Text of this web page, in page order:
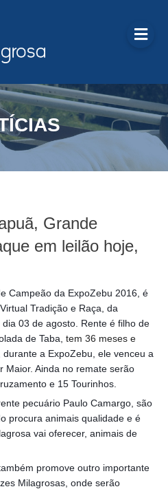
Grande
em leilão hoje,
Campeão da ExpoZebu 2016, é
Tradição e Raça, da
03 de agosto. Rente é filho de
de Taba, tem 36 meses e
durante a ExpoZebu, ele venceu a
Maior. Ainda no remate serão
e 15 Tourinhos.
pecuário Paulo Camargo, são
procura animais qualidade e é
vai oferecer, animais de
promove outro importante
Milagrosas, onde serão